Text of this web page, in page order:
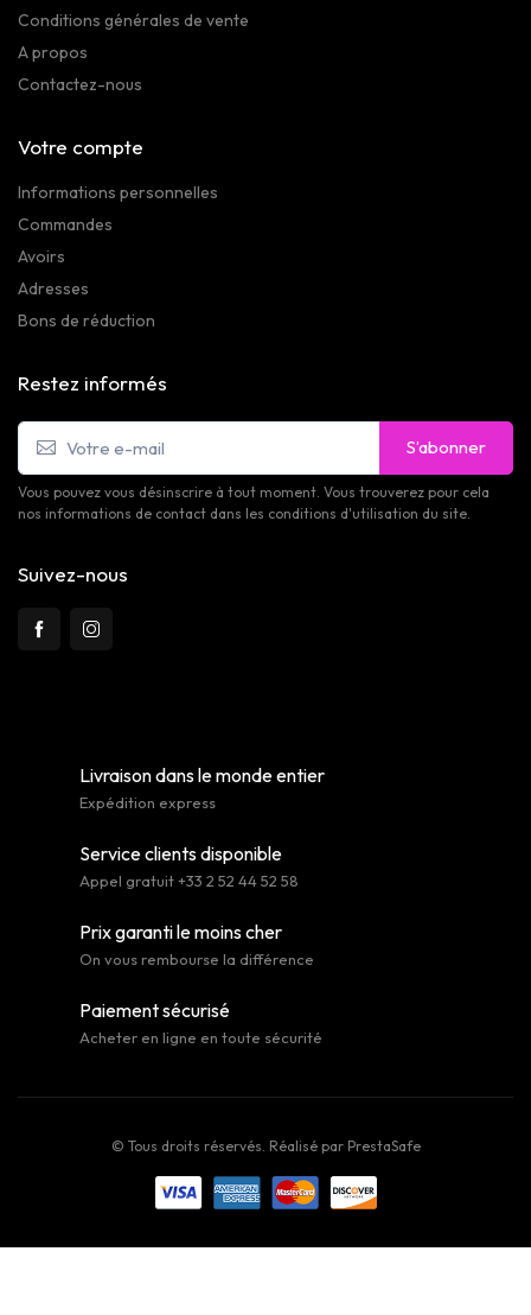
Conditions générales de vente
A propos
Contactez-nous
Votre compte
Informations personnelles
Commandes
Avoirs
Adresses
Bons de réduction
Restez informés
S’abonner
Vous pouvez vous désinscrire à tout moment. Vous trouverez pour cela
nos informations de contact dans les conditions d'utilisation du site.
Suivez-nous
Livraison dans le monde entier
Expédition express
Service clients disponible
Appel gratuit +33 2 52 44 52 58
Prix garanti le moins cher
On vous rembourse la différence
Paiement sécurisé
Acheter en ligne en toute sécurité
© Tous droits réservés. Réalisé par PrestaSafe